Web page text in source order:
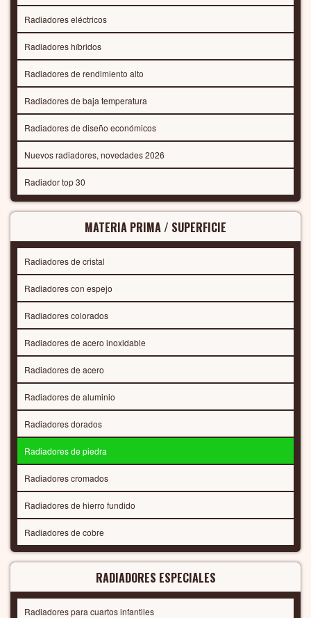
Radiadores eléctricos
Radiadores híbridos
Radiadores de rendimiento alto
Radiadores de baja temperatura
Radiadores de diseño económicos
Nuevos radiadores, novedades 2026
Radiador top 30
MATERIA PRIMA / SUPERFICIE
Radiadores de cristal
Radiadores con espejo
Radiadores colorados
Radiadores de acero inoxidable
Radiadores de acero
Radiadores de aluminio
Radiadores dorados
Radiadores de piedra
Radiadores cromados
Radiadores de hierro fundido
Radiadores de cobre
RADIADORES ESPECIALES
Radiadores para cuartos infantiles